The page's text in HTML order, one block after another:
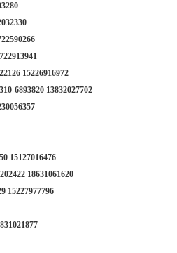
15226916972
6893820 13832027702
15127016476
18631061620
15227977796